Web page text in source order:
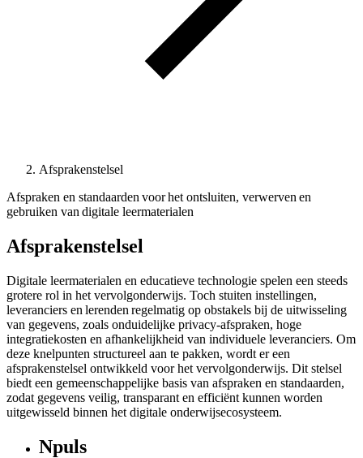
Afsprakenstelsel
Afspraken en standaarden voor het ontsluiten, verwerven en
gebruiken van digitale leermaterialen
Afsprakenstelsel
Digitale leermaterialen en educatieve technologie spelen een steeds
grotere rol in het vervolgonderwijs. Toch stuiten instellingen,
leveranciers en lerenden regelmatig op obstakels bij de uitwisseling
van gegevens, zoals onduidelijke privacy-afspraken, hoge
integratiekosten en afhankelijkheid van individuele leveranciers. Om
deze knelpunten structureel aan te pakken, wordt er een
afsprakenstelsel ontwikkeld voor het vervolgonderwijs. Dit stelsel
biedt een gemeenschappelijke basis van afspraken en standaarden,
zodat gegevens veilig, transparant en efficiënt kunnen worden
uitgewisseld binnen het digitale onderwijsecosysteem.
Npuls